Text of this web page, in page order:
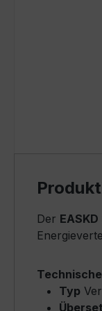
Der EASKD
Typ